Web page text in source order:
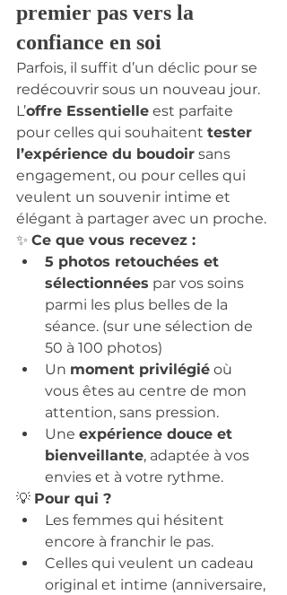
premier pas vers la
confiance en soi
Parfois, il suffit d’un déclic pour se
redécouvrir sous un nouveau jour.
L’offre Essentielle est parfaite
pour celles qui souhaitent tester
l’expérience du boudoir sans
engagement, ou pour celles qui
veulent un souvenir intime et
élégant à partager avec un proche.
✨ Ce que vous recevez :
5 photos retouchées et
sélectionnées par vos soins
parmi les plus belles de la
séance. (sur une sélection de
50 à 100 photos)
Un moment privilégié où
vous êtes au centre de mon
attention, sans pression.
Une expérience douce et
bienveillante, adaptée à vos
envies et à votre rythme.
💡 Pour qui ?
Les femmes qui hésitent
encore à franchir le pas.
Celles qui veulent un cadeau
original et intime (anniversaire,